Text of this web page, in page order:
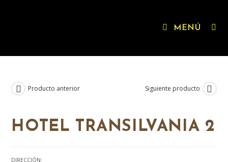
MENÚ
Producto anterior Siguiente producto
HOTEL TRANSILVANIA 2
DIRECCIÓN: